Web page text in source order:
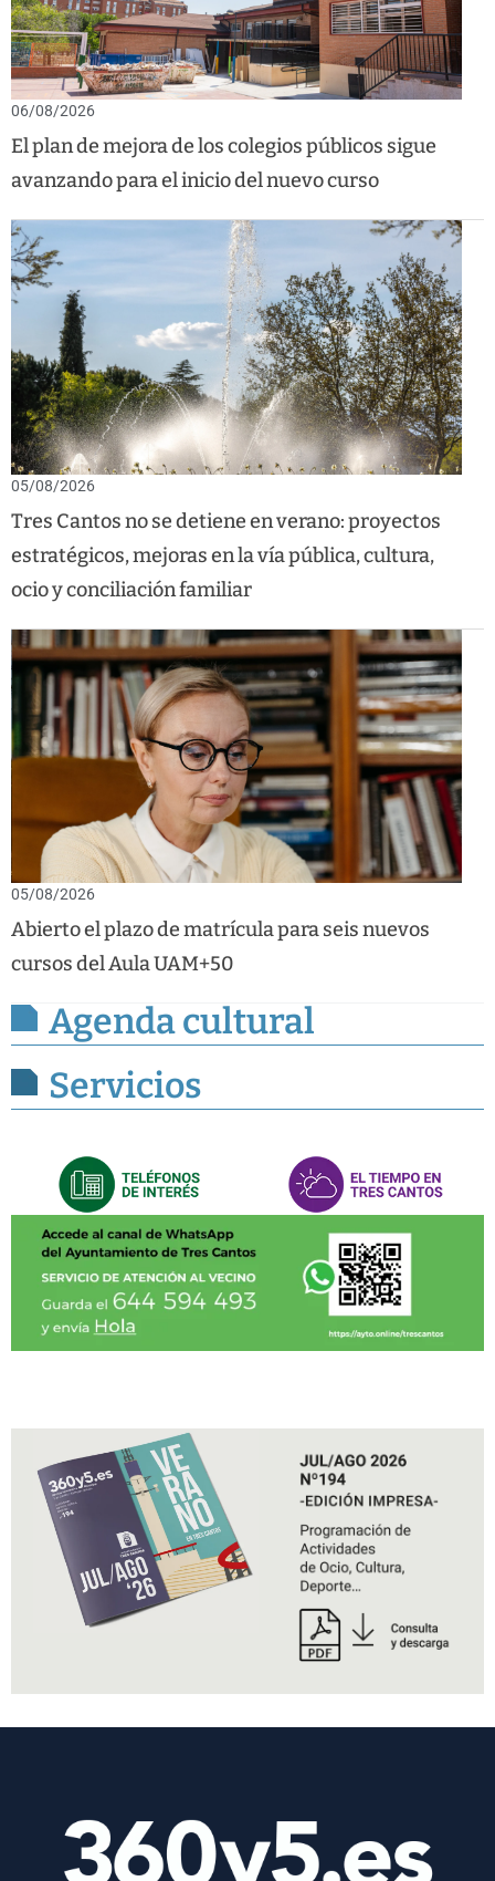
06/08/2026
El plan de mejora de los colegios públicos sigue
avanzando para el inicio del nuevo curso
05/08/2026
Tres Cantos no se detiene en verano: proyectos
estratégicos, mejoras en la vía pública, cultura,
ocio y conciliación familiar
05/08/2026
Abierto el plazo de matrícula para seis nuevos
cursos del Aula UAM+50
Agenda cultural
Servicios